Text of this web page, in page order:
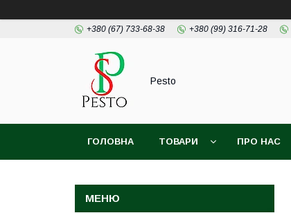
+380 (67) 733-68-38 +380 (99) 316-71-28
Pesto
ГОЛОВНА ТОВАРИ ПРО НАС